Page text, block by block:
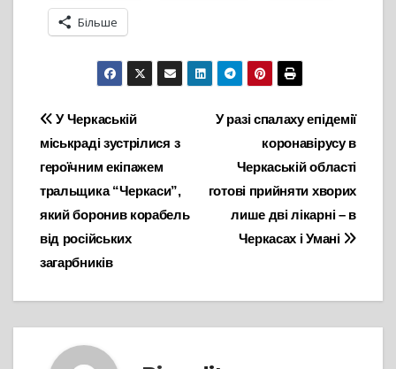
Більше
Навігація
записів
У разі спалаху епідемії
коронавірусу в
Черкаській області
готові прийняти хворих
лише дві лікарні – в
Черкасах і Умані
У Черкаській
міськраді зустрілися з
героїчним екіпажем
тральщика “Черкаси”,
який боронив корабель
від російських
загарбників